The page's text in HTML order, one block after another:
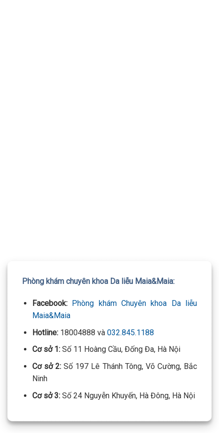
Phòng khám chuyên khoa Da liễu Maia&Maia:
Facebook:
Phòng khám Chuyên khoa Da liễu
Maia&Maia
Hotline:18004888 và 032.845.1188
Cơ sở 1: Số 11 Hoàng Cầu, Đống Đa, Hà Nội
Cơ sở 2: Số 197 Lê Thánh Tông, Võ Cường, Bắc
Ninh
Cơ sở 3:Số 24 Nguyễn Khuyến, Hà Đông, Hà Nội